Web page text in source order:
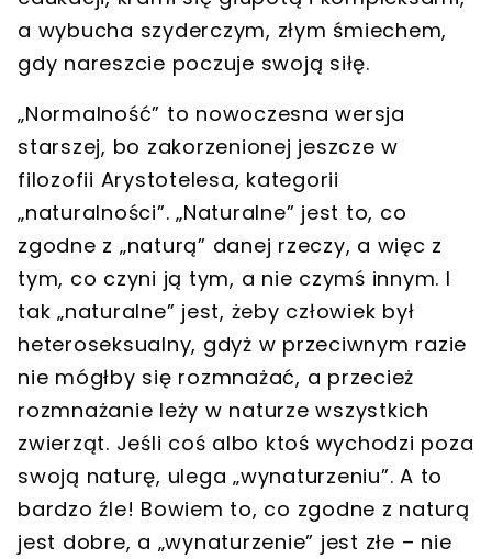
a wybucha szyderczym, złym śmiechem,
gdy nareszcie poczuje swoją siłę.
„Normalność” to nowoczesna wersja
starszej, bo zakorzenionej jeszcze w
filozofii Arystotelesa, kategorii
„naturalności”. „Naturalne” jest to, co
zgodne z „naturą” danej rzeczy, a więc z
tym, co czyni ją tym, a nie czymś innym. I
tak „naturalne” jest, żeby człowiek był
heteroseksualny, gdyż w przeciwnym razie
nie mógłby się rozmnażać, a przecież
rozmnażanie leży w naturze wszystkich
zwierząt. Jeśli coś albo ktoś wychodzi poza
swoją naturę, ulega „wynaturzeniu”. A to
bardzo źle! Bowiem to, co zgodne z naturą
jest dobre, a „wynaturzenie” jest złe – nie